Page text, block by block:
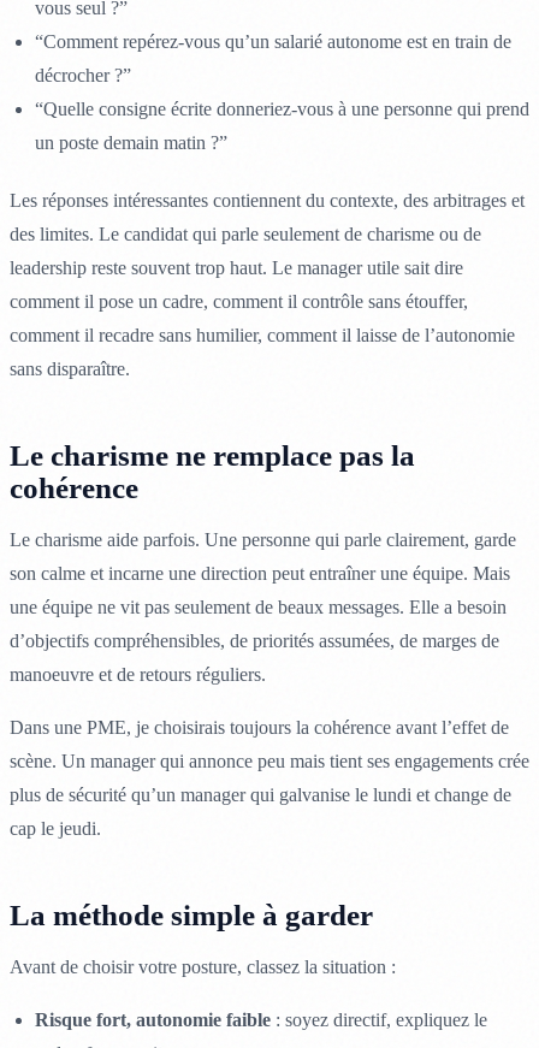
vous seul ?”
“Comment repérez-vous qu’un salarié autonome est en train de
décrocher ?”
“Quelle consigne écrite donneriez-vous à une personne qui prend
un poste demain matin ?”
Les réponses intéressantes contiennent du contexte, des arbitrages et
des limites. Le candidat qui parle seulement de charisme ou de
leadership reste souvent trop haut. Le manager utile sait dire
comment il pose un cadre, comment il contrôle sans étouffer,
comment il recadre sans humilier, comment il laisse de l’autonomie
sans disparaître.
Le charisme ne remplace pas la
cohérence
Le charisme aide parfois. Une personne qui parle clairement, garde
son calme et incarne une direction peut entraîner une équipe. Mais
une équipe ne vit pas seulement de beaux messages. Elle a besoin
d’objectifs compréhensibles, de priorités assumées, de marges de
manoeuvre et de retours réguliers.
Dans une PME, je choisirais toujours la cohérence avant l’effet de
scène. Un manager qui annonce peu mais tient ses engagements crée
plus de sécurité qu’un manager qui galvanise le lundi et change de
cap le jeudi.
La méthode simple à garder
Avant de choisir votre posture, classez la situation :
Risque fort, autonomie faible: soyez directif, expliquez le